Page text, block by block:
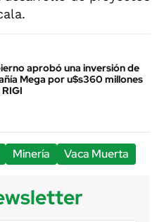
aprobó una inversión de
Mega por u$s360 millones
Minería Vaca Muerta